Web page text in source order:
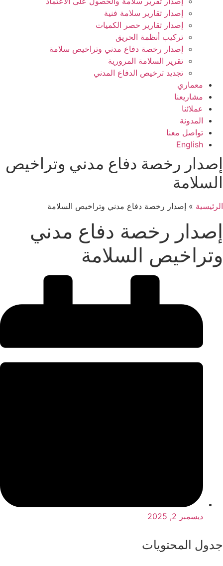
إصدار تقارير سلامة فنية
إصدار تقارير حصر الكميات
تركيب أنظمة الحريق
إصدار رخصة دفاع مدني وتراخيص سلامة
تقرير السلامة المرورية
تجديد ترخيص الدفاع المدني
معماري
مشاريعنا
عملائنا
المدونة
تواصل معنا
English
إصدار رخصة دفاع مدني وتراخيص
السلامة
الرئيسية » إصدار رخصة دفاع مدني وتراخيص السلامة
إصدار رخصة دفاع مدني
وتراخيص السلامة
ديسمبر 2, 2025
جدول المحتويات